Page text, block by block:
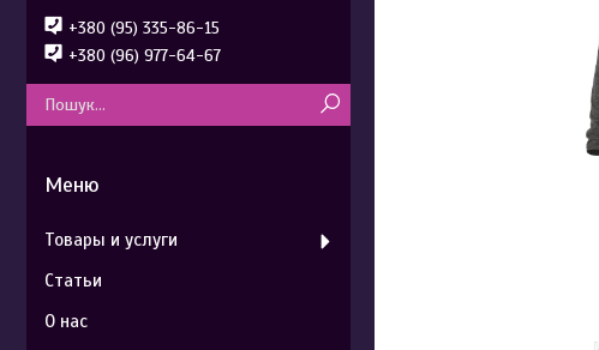
+380 (95) 335-86-15
+380 (96) 977-64-67
Товары и услуги
Статьи
О нас